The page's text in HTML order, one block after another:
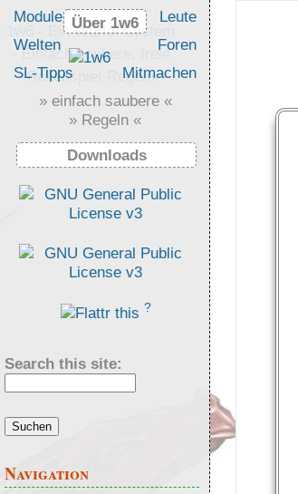
1w6 - Ein Würfel System
- Einfach saubere, freie
Rollenspiel-Regeln
Über 1w6
Module
Leute
Welten
Foren
SL-Tipps
Mitmachen
» einfach saubere «
» Regeln «
Über 1w6
Downloads
?
Search this site:
Navigation